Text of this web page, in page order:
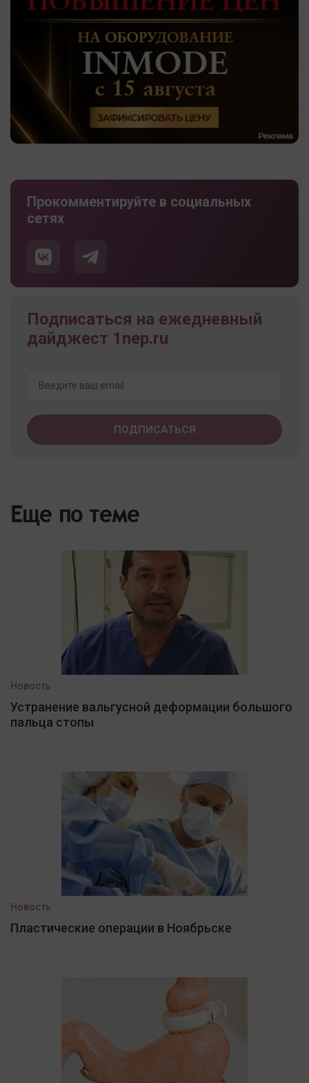
Прокомментируйте в социальных
сетях
Подписаться на ежедневный
дайджест 1nep.ru
Еще по теме
Новость
Устранение вальгусной деформации большого
пальца стопы
Новость
Пластические операции в Ноябрьске